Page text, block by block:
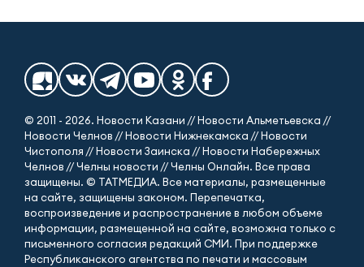
© 2011 - 2026. Новости Казани // Новости Альметьевска //
Новости Челнов // Новости Нижнекамска // Новости
Чистополя // Новости Заинска // Новости Набережных
Челнов // Челны новости // Челны Онлайн. Все права
защищены. © ТАТМЕДИА. Все материалы, размещенные
на сайте, защищены законом. Перепечатка,
воспроизведение и распространение в любом объеме
информации, размещенной на сайте, возможна только с
письменного согласия редакций СМИ. При поддержке
Республиканского агентства по печати и массовым